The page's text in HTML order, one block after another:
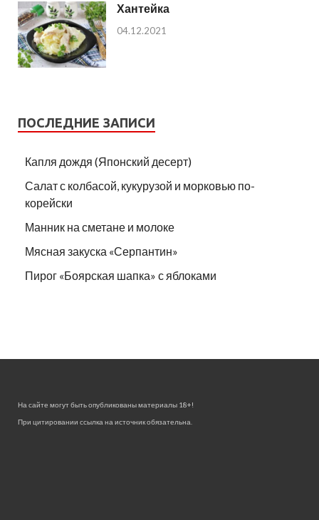
Хантейка
04.12.2021
ПОСЛЕДНИЕ ЗАПИСИ
Капля дождя (Японский десерт)
Салат с колбасой, кукурузой и морковью по-
корейски
Манник на сметане и молоке
Мясная закуска «Серпантин»
Пирог «Боярская шапка» с яблоками
На сайте могут быть опубликованы материалы 18+!
При цитировании ссылка на источник обязательна.